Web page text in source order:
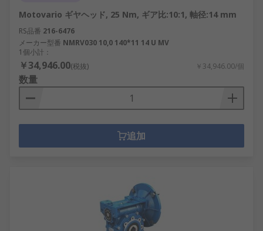
Motovario ギヤヘッド, 25 Nm, ギア比:10:1, 軸径:14 mm
RS品番 216-6476
メーカー型番 NMRV030 10,0 140*11 14 U MV
1個小計：
￥34,946.00(税抜) ￥34,946.00/個
数量
追加